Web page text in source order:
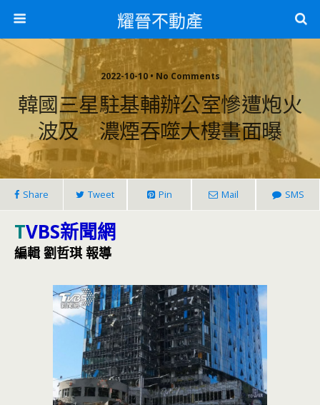
耀晉不動產
2022-10-10 • No Comments
韓國三星駐基輔辦公室慘遭炮火
波及 濃煙吞噬大樓畫面曝
Share Tweet Pin Mail SMS
TVBS新聞網
編輯 劉哲琪 報導